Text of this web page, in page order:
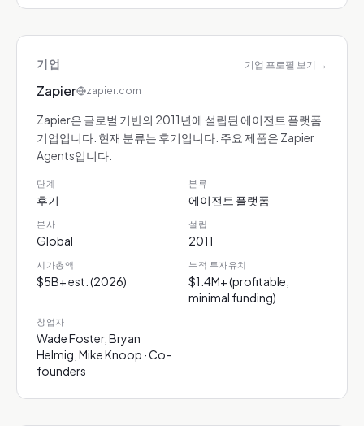
기업 기업 프로필 보기 →
Zapier zapier.com
Zapier은 글로벌 기반의 2011년에 설립된 에이전트 플랫폼
기업입니다. 현재 분류는 후기입니다. 주요 제품은 Zapier
Agents입니다.
단계
후기
분류
에이전트 플랫폼
본사
Global
설립
2011
시가총액
$5B+ est. (2026)
누적 투자유치
$1.4M+ (profitable,
minimal funding)
창업자
Wade Foster, Bryan
Helmig, Mike Knoop · Co-
founders